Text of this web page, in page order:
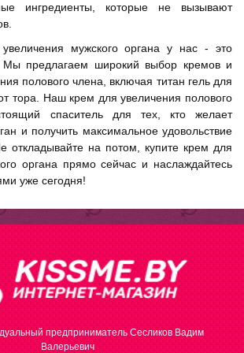
ингредиенты, которые не вызывают
мужского органа у нас - это
Мы предлагаем широкий выбор кремов и
полового члена, включая титан гель для
тора. Наш крем для увеличения полового
спаситель для тех, кто желает
и получить максимальное удовольствие
откладывайте на потом, купите крем для
органа прямо сейчас и наслаждайтесь
уже сегодня!
предприниматель Сесликов Вадим
Валерьевич